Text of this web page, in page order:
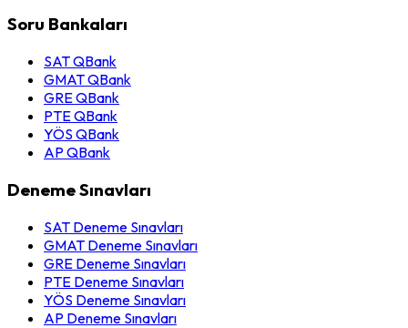
Soru Bankaları
SAT QBank
GMAT QBank
GRE QBank
PTE QBank
YÖS QBank
AP QBank
Deneme Sınavları
SAT Deneme Sınavları
GMAT Deneme Sınavları
GRE Deneme Sınavları
PTE Deneme Sınavları
YÖS Deneme Sınavları
AP Deneme Sınavları